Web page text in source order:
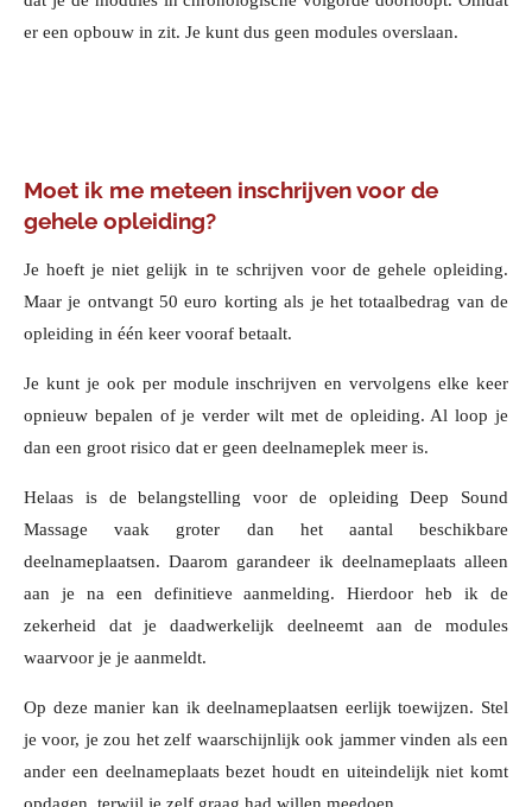
er een opbouw in zit. Je kunt dus geen modules overslaan.
Moet ik me meteen inschrijven voor de
gehele opleiding?
Je hoeft je niet gelijk in te schrijven voor de gehele opleiding.
Maar je ontvangt 50 euro korting als je het totaalbedrag van de
opleiding in één keer vooraf betaalt.
Je kunt je ook per module inschrijven en vervolgens elke keer
opnieuw bepalen of je verder wilt met de opleiding. Al loop je
dan een groot risico dat er geen deelnameplek meer is.
Helaas is de belangstelling voor de opleiding Deep Sound
Massage vaak groter dan het aantal beschikbare
deelnameplaatsen. Daarom garandeer ik deelnameplaats alleen
aan je na een definitieve aanmelding. Hierdoor heb ik de
zekerheid dat je daadwerkelijk deelneemt aan de modules
waarvoor je je aanmeldt.
Op deze manier kan ik deelnameplaatsen eerlijk toewijzen. Stel
je voor, je zou het zelf waarschijnlijk ook jammer vinden als een
ander een deelnameplaats bezet houdt en uiteindelijk niet komt